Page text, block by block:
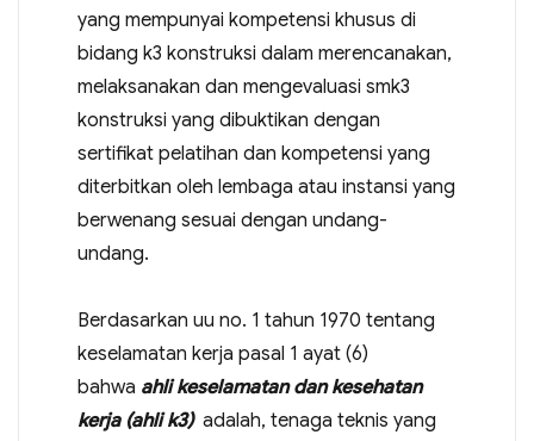
yang mempunyai kompetensi khusus di
bidang k3 konstruksi dalam merencanakan,
melaksanakan dan mengevaluasi smk3
konstruksi yang dibuktikan dengan
sertifikat pelatihan dan kompetensi yang
diterbitkan oleh lembaga atau instansi yang
berwenang sesuai dengan undang-
undang.
Berdasarkan uu no. 1 tahun 1970 tentang
keselamatan kerja pasal 1 ayat (6)
bahwa ahli keselamatan dan kesehatan
kerja (ahli k3)adalah, tenaga teknis yang